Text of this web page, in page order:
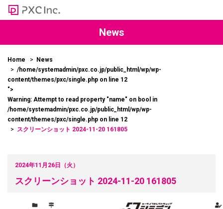
News
Home
News
/home/systemadmin/pxc.co.jp/public_html/wp/wp-
content/themes/pxc/single.php on line 12
">
Warning: Attempt to read property "name" on bool in
/home/systemadmin/pxc.co.jp/public_html/wp/wp-
content/themes/pxc/single.php on line 12
スクリーンショット 2024-11-20 161805
2024年11月26日（火）
スクリーンショット 2024-11-20 161805